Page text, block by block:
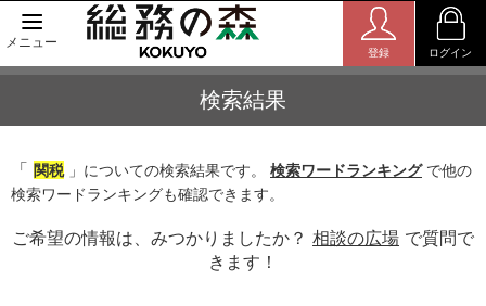
メニュー
登録 ログイン
検索結果
「 関税」についての検索結果です。 検索ワードランキングで他の
検索ワードランキングも確認できます。
ご希望の情報は、みつかりましたか？ 相談の広場 で質問で
きます！